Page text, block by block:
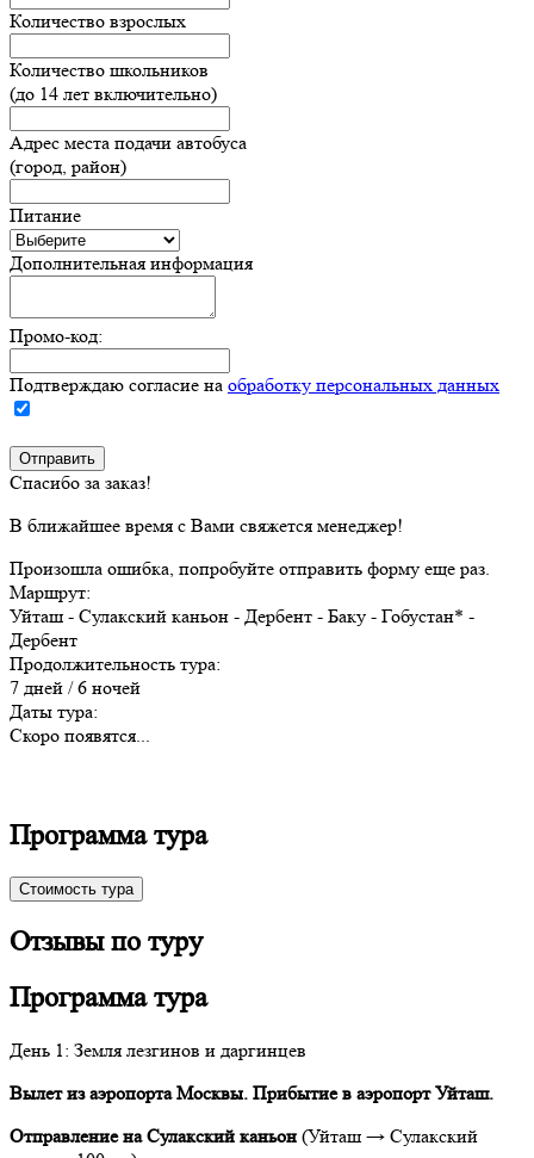
Количество взрослых
Количество школьников
(до 14 лет включительно)
Адрес места подачи автобуса
(город, район)
Питание
Дополнительная информация
Промо-код:
Подтверждаю согласие на обработку персональных данных
Спасибо за заказ!
В ближайшее время с Вами свяжется менеджер!
Произошла ошибка, попробуйте отправить форму еще раз.
Маршрут:
Уйташ - Сулакский каньон - Дербент - Баку - Гобустан* -
Дербент
Продолжительность тура:
7 дней / 6 ночей
Даты тура:
Скоро появятся...
Программа тура
Стоимость тура
Отзывы по туру
Программа тура
День 1: Земля лезгинов и даргинцев
Вылет из аэропорта Москвы. Прибытие в аэропорт Уйташ.
Отправление на Сулакский каньон (Уйташ → Сулакский